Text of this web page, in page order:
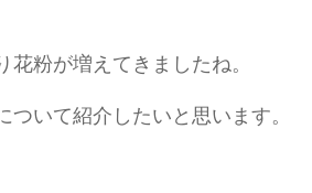
花粉が増えてきましたね。
ついて紹介したいと思います。